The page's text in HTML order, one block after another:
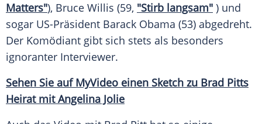
Matters"), Bruce Willis (59, "Stirb langsam" ) und
sogar US-Präsident Barack Obama (53) abgedreht.
Der Komödiant gibt sich stets als besonders
ignoranter Interviewer.
Sehen Sie aufMyVideo einen Sketch zu Brad Pitts
Heiratmit Angelina Jolie